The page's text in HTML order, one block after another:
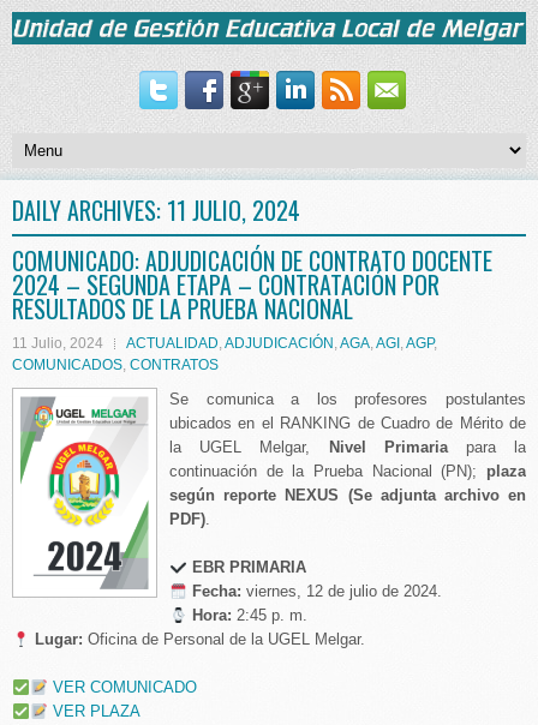
DAILY ARCHIVES: 11 JULIO, 2024
COMUNICADO: ADJUDICACIÓN DE CONTRATO DOCENTE
2024 – SEGUNDA ETAPA – CONTRATACIÓN POR
RESULTADOS DE LA PRUEBA NACIONAL
11 Julio, 2024 ACTUALIDAD,ADJUDICACIÓN ,AGA,AGI ,AGP,
COMUNICADOS, CONTRATOS
Se comunica a los profesores postulantes
ubicados en el RANKING de Cuadro de Mérito de
la UGEL Melgar,
Nivel Primariapara la
continuación de la Prueba Nacional (PN); plaza
según reporte NEXUS (Se adjunta archivo en
PDF).
EBR PRIMARIA
Fecha: viernes, 12 de julio de 2024.
Hora: 2:45 p. m.
Lugar: Oficina de Personal de la UGEL Melgar.
VER COMUNICADO
VER PLAZA